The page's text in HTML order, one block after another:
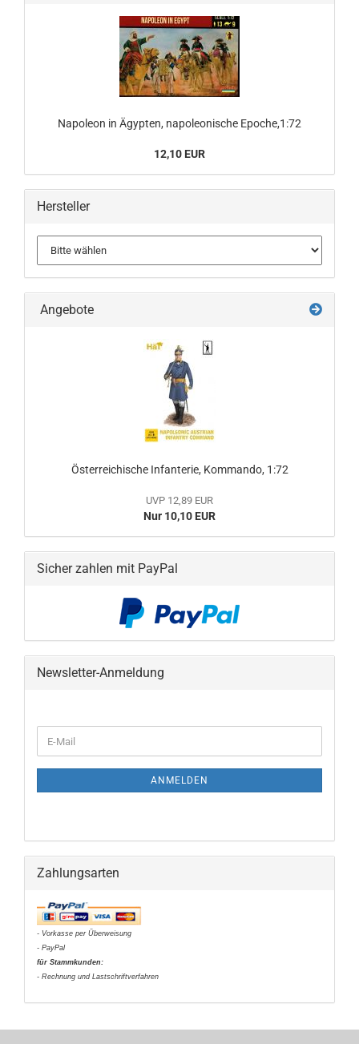
Napoleon in Ägypten, napoleonische Epoche,1:72
12,10 EUR
Hersteller
Angebote
Österreichische Infanterie, Kommando, 1:72
UVP 12,89 EUR
Nur 10,10 EUR
Sicher zahlen mit PayPal
Newsletter-Anmeldung
ZUR
E-
Mail
ANMELDEN
Zahlungsarten
- Vorkasse per Überweisung
- PayPal
für Stammkunden:
- Rechnung und Lastschriftverfahren